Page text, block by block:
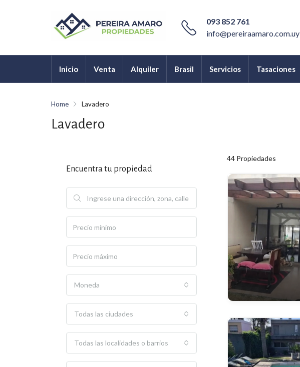
093 852 761
info@pereiraamaro.com.uy
Inicio Venta Alquiler Brasil Servicios Tasaciones
Home Lavadero
Lavadero
44 Propiedades
Encuentra tu propiedad
Moneda
Todas las ciudades
Todas las localidades o barrios